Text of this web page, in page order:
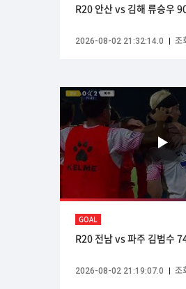
R20 안산 vs 김해 류승우
2026-08-02 21:32:14.0 조
GOAL
R20 전남 vs 파주 김범수
2026-08-02 21:19:07.0 조